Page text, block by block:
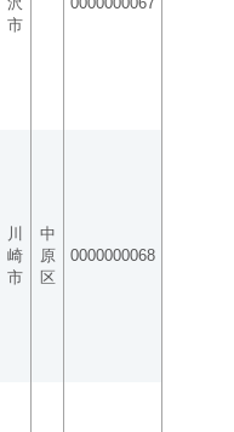
市
川
崎
市
中
原
区
0000000068